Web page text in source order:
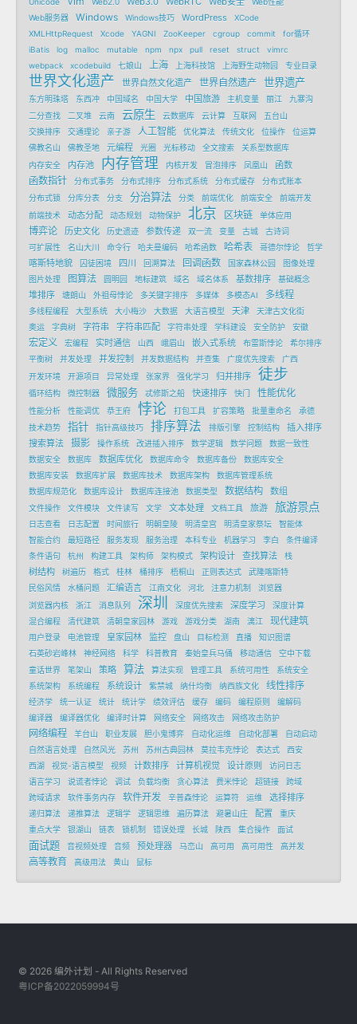
Web服务器
Windows Windows技巧 WordPress
XCode
XMLHttpRequest
Xcode YAGNI ZooKeeper cgroup commit
for循环
iBatis
log malloc mutable npm npx pull reset struct
vimrc
webpack
xcodebuild 七娘山 上海 上海科技馆 上海野生动物园 专业目录
世界文化遗产 世界自然文化遗产 世界自然遗产 世界遗产
东方明珠塔 东西冲 中国域名 中国大学 中国旅游 主机变量 丽江
九寨沟
二分查找
二叉堆 云南 云原生 云数据库 云计算 互联网
五台山
交换排序
交通理论 亲子游 人工智能 优化算法 传统文化 位操作
位运算
佛教名山
佛教圣地 元编程 光圈 光标移动 全文搜索
关系型数据库
内存安全
内存池 内存管理 内核开发 冒泡排序 凤凰山 函数
函数指针 分布式事务 分布式排序 分布式系统 分布式缓存
分布式账本
分布式锁
分库分表 分支 分治算法 分类 前端优化 前端安全
前端开发
前端技术
动态分配 动态规划 动物保护 北京 区块链 单体应用
博弈论 历史文化 历史遗迹 参数传递 双一流 变量 古城
古诗词
可扩展性
名山大川 命令行 哈夫曼编码 哈希函数 哈希表 哥德尔悖论 哲学
喀斯特地貌 囚徒困境 四川 回溯算法 回调函数 国家森林公园
图像处理
图片处理
图算法 圆明园 地标建筑 域名 域名体系 基数排序 基础概念
堆排序 塘朗山 外祖母悖论 多关键字排序 多媒体 多模态AI 多线程
多线程编程 大型系统 大小梅沙 大数据 大语言模型 天津
天津古文化街
奥运
字典树 字符串 字符串匹配 字符串处理 学科建设 安全防护 安徽
宏定义 宏编程 实时通信 山西 峨眉山 嵌入式系统 布雷斯悖论
希尔排序
平衡树
并发处理 并发控制 并发数据结构 并查集 广度优先搜索
广西
开发环境
开源项目 异常处理 张家界 强化学习 归并排序 徒步
循环结构 微控制器 微服务 忒修斯之船 快速排序 快门 性能优化
性能分析 性能调优 恭王府 悖论 打包工具 扩容策略 批量重命名
承德
技术趋势
指针 指针高级技巧 排序算法 排版引擎 控制结构
插入排序
搜索算法
摄影 操作系统 改进插入排序 数学逻辑 数学问题
数据一致性
数据安全
数据库 数据库优化 数据库命令 数据库备份
数据库安全
数据库安装
数据库扩展 数据库技术 数据库架构
数据库管理系统
数据库规范化
数据库设计 数据库连接池 数据类型 数据结构 数组
文件操作 文件模块 文件读写 文学 文本处理 文档工具 旅游 旅游景点
日志查看 日志配置 时间旅行 明朝皇陵 明清皇宫 明清皇家祭坛
智能体
智能合约
最短路径 服务发现 服务治理 本科专业 机器学习 李白
条件编译
条件语句
杭州 构建工具 架构师 架构模式 架构设计 查找算法 栈
树结构 树遍历 格式 桂林 桶排序 梧桐山 正则表达式
武隆喀斯特
民俗风情
水桶问题 汇编语言 江南文化 河北 注意力机制
浏览器
浏览器内核
浙江 消息队列 深圳 深度优先搜索 深度学习
深度计算
混合编程
清代建筑 清朝皇家园林 游戏 游戏分类 湖南 漓江 现代建筑
用户登录 电池管理 皇家园林 监控 盘山 目标检测 直播
知识图谱
石英砂岩峰林
神经网络 科学 科普教育 秦始皇兵马俑 移动通信
空中下载
童话世界
笔架山 策略 算法 算法实现 管理工具 系统可用性
系统安全
系统架构
系统编程 系统设计 紫禁城 纳什均衡 纳西族文化 线性排序
经济学 统一认证 统计 统计学 绩效评估 缓存 编码 编程原则
编解码
编译器
编译器优化 编译时计算 网络安全 网络攻击 网络攻击防护
网络编程 羊台山 职业发展 胆小鬼博弈 自动化运维 自动化部署
自动启动
自然语言处理
自然风光 苏州 苏州古典园林 莫拉韦克悖论 表达式
西安
西湖
视觉-语言模型 视频 计数排序 计算机视觉 设计原则
访问日志
语言学习
说谎者悖论 调试 负载均衡 贪心算法 费米悖论 超链接
跨域
跨域请求
软件事务内存 软件开发 辛普森悖论 运算符 运维 选择排序
递归算法 递推算法 逻辑学 逻辑思维 遍历算法 避暑山庄 配置
重庆
重点大学
银湖山 链表 锁机制 错误处理 长城 陕西 集合操作 面试
面试题 音视频处理 音频 预处理器 马峦山 高可用 高可用性 高并发
高等教育 高级用法 黄山 鼠标
© 2026 编外计划 - All Rights Reserved
粤ICP备2022059994号